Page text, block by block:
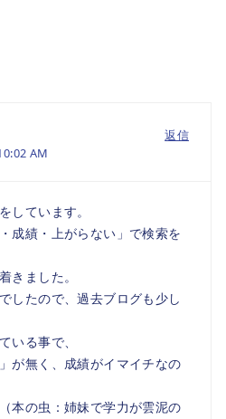
AM
返信
しています。
成績・上がらない」で検索を
きました。
したので、過去ブログも少し
いる事で、
が無く、成績がイマイチなの
本の虫：姉妹で学力が雲泥の